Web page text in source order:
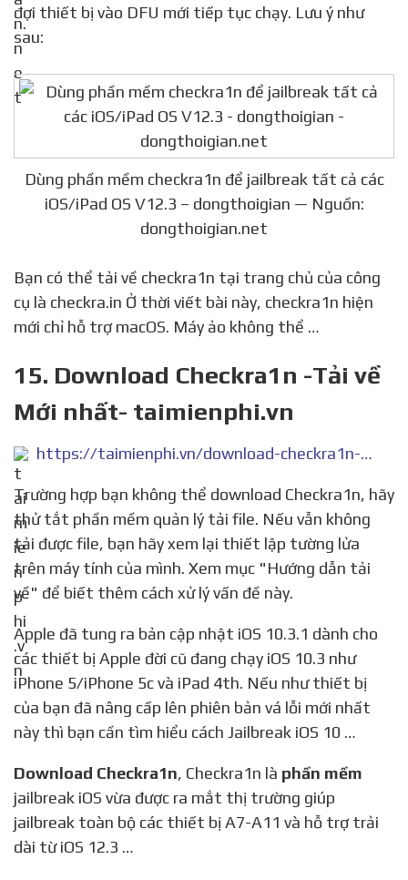
đợi thiết bị vào DFU mới tiếp tục chạy. Lưu ý như
sau:
Dùng phần mềm checkra1n để jailbreak tất cả các
iOS/iPad OS V12.3 – dongthoigian — Nguồn:
dongthoigian.net
Bạn có thể tải về checkra1n tại trang chủ của công
cụ là checkra.in Ở thời viết bài này, checkra1n hiện
mới chỉ hỗ trợ macOS. Máy ảo không thể …
15. Download Checkra1n -Tải về
Mới nhất- taimienphi.vn
https://taimienphi.vn/download-checkra1n-89631/taive
Trường hợp bạn không thể download Checkra1n, hãy
thử tắt phần mềm quản lý tải file. Nếu vẫn không
tải được file, bạn hãy xem lại thiết lập tường lửa
trên máy tính của mình. Xem mục "Hướng dẫn tải
về" để biết thêm cách xử lý vấn đề này.
Apple đã tung ra bản cập nhật iOS 10.3.1 dành cho
các thiết bị Apple đời cũ đang chạy iOS 10.3 như
iPhone 5/iPhone 5c và iPad 4th. Nếu như thiết bị
của bạn đã nâng cấp lên phiên bản vá lỗi mới nhất
này thì bạn cần tìm hiểu cách Jailbreak iOS 10 …
Download Checkra1n, Checkra1n là phần mềm
jailbreak iOS vừa được ra mắt thị trường giúp
jailbreak toàn bộ các thiết bị A7-A11 và hỗ trợ trải
dài từ iOS 12.3 …